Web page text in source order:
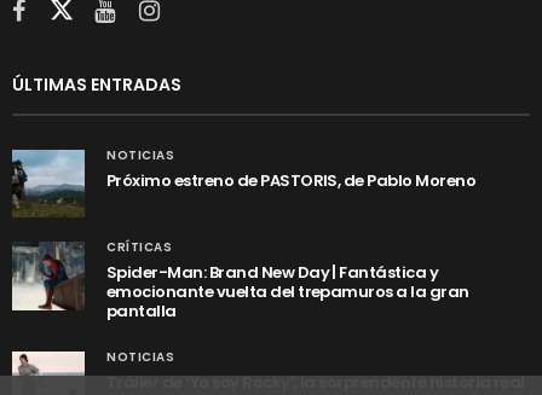
ÚLTIMAS ENTRADAS
NOTICIAS
Próximo estreno de PASTORIS, de Pablo Moreno
CRÍTICAS
Spider-Man: Brand New Day | Fantástica y
emocionante vuelta del trepamuros a la gran
pantalla
NOTICIAS
Tráiler de ‘Yo soy Rocky’, la sorprendente historia real